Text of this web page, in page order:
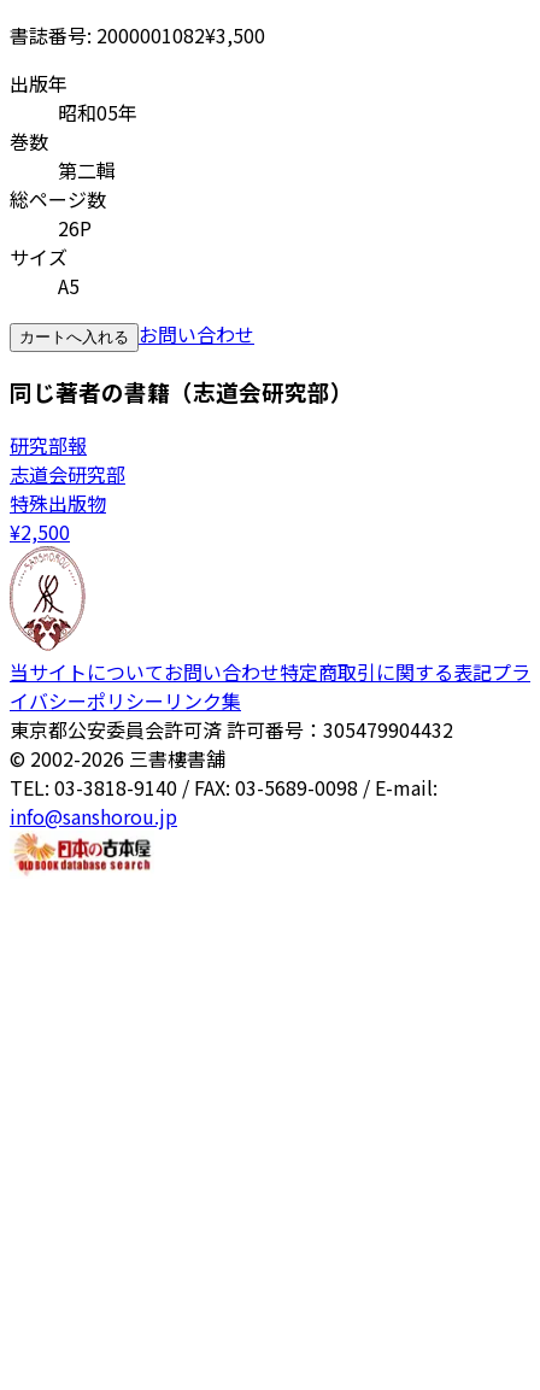
書誌番号: 2000001082¥3,500
出版年
昭和05年
巻数
第二輯
総ページ数
26P
サイズ
A5
カートへ入れる お問い合わせ
同じ著者の書籍（志道会研究部）
研究部報
志道会研究部
特殊出版物
¥2,500
当サイトについてお問い合わせ特定商取引に関する表記プラ
イバシーポリシー リンク集
東京都公安委員会許可済 許可番号：305479904432
© 2002-2026 三書樓書舗
TEL: 03-3818-9140 / FAX: 03-5689-0098 / E-mail:
info@sanshorou.jp